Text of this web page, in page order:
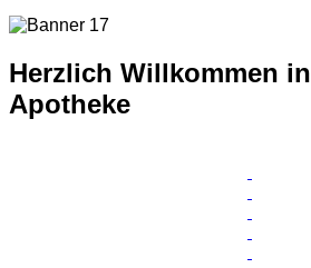
Herzlich Willkommen
Apotheke